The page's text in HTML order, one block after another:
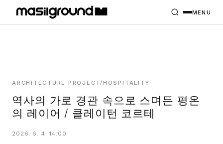
PROJECTS
MASILWIDE
MENU
ARCHITECTURE PROJECT/HOSPITALITY
역사의 가로 경관 속으로 스며든 평온
의 레이어 / 클레이턴 코르테
2026. 6. 4. 14:00